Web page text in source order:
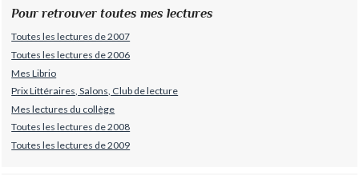
Pour retrouver toutes mes lectures
Toutes les lectures de 2007
Toutes les lectures de 2006
Mes Librio
Prix Littéraires, Salons, Club de lecture
Mes lectures du collège
Toutes les lectures de 2008
Toutes les lectures de 2009